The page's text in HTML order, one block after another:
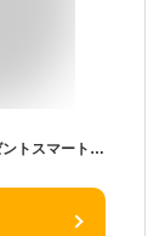
スマートウォッチ ギフト 誕生日 クリスマスプレゼントスマートウォッチ レディース 通話機能心拍測 着信通知 健康管理 生理機能 歩数計 iphone Android対応 LINE通知腕時計 防水 男女兼用 日本語対応 彼女 妻 誕生日 ギフト 送料無料